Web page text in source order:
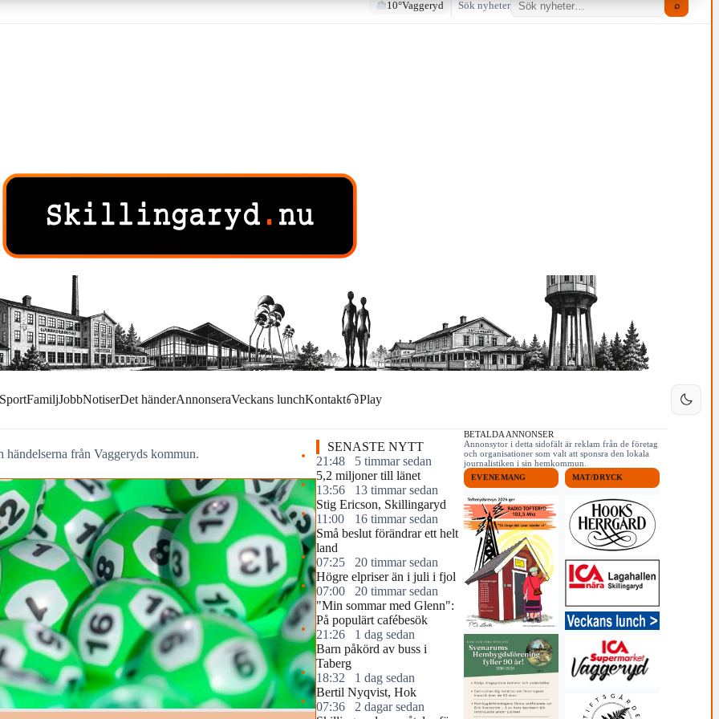
10°Vaggeryd Sök nyheter ⌕
SportFamiljJobbNotiserDet händerAnnonseraVeckans lunchKontakt Play
från Vaggeryds kommun.
SENASTE NYTT
21:48
5 timmar sedan
5,2 miljoner till länet
13:56
13 timmar sedan
Stig Ericson, Skillingaryd
11:00
16 timmar sedan
Små beslut förändrar ett helt
land
07:25
20 timmar sedan
Högre elpriser än i juli i fjol
07:00
20 timmar sedan
"Min sommar med Glenn":
På populärt cafébesök
21:26
1 dag sedan
Barn påkörd av buss i
Taberg
18:32
1 dag sedan
Bertil Nyqvist, Hok
07:36
2 dagar sedan
BETALDA ANNONSER
Annonsytor i detta sidofält är reklam från de företag
och organisationer som valt att sponsra den lokala
journalistiken i sin hemkommun.
EVENEMANG MAT/DRYCK